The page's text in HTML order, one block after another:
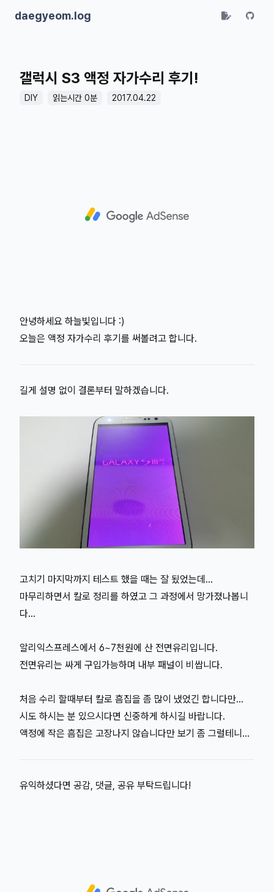
daegyeom.log
갤럭시 S3 액정 자가수리 후기!
DIY 읽는시간 0분 2017.04.22
안녕하세요 하늘빛입니다 :)
오늘은 액정 자가수리 후기를 써볼려고 합니다.
길게 설명 없이 결론부터 말하겠습니다.
고치기 마지막까지 테스트 했을 때는 잘 됬었는데...
마무리하면서 칼로 정리를 하였고 그 과정에서 망가졌나봅니
다...
알리익스프레스에서 6~7천원에 산 전면유리입니다.
전면유리는 싸게 구입가능하며 내부 패널이 비쌉니다.
처음 수리 할때부터 칼로 흠집을 좀 많이 냈었긴 합니다만...
시도 하시는 분 있으시다면 신중하게 하시길 바랍니다.
액정에 작은 흠집은 고장나지 않습니다만 보기 좀 그럴테니...
유익하셨다면 공감, 댓글, 공유 부탁드립니다!